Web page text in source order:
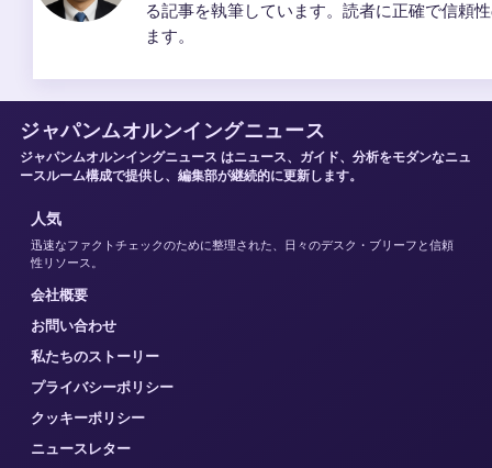
る記事を執筆しています。読者に正確で信頼
ます。
ジャパンムオルンイングニュース
ジャパンムオルンイングニュース はニュース、ガイド、分析をモダンなニュ
ースルーム構成で提供し、編集部が継続的に更新します。
人気
迅速なファクトチェックのために整理された、日々のデスク・ブリーフと信頼
性リソース。
会社概要
お問い合わせ
私たちのストーリー
プライバシーポリシー
クッキーポリシー
ニュースレター